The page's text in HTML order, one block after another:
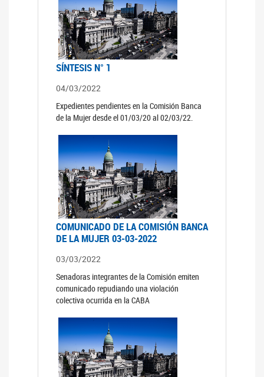
SÍNTESIS N° 1
04/03/2022
Expedientes pendientes en la Comisión Banca
de la Mujer desde el 01/03/20 al 02/03/22.
COMUNICADO DE LA COMISIÓN BANCA
DE LA MUJER 03-03-2022
03/03/2022
Senadoras integrantes de la Comisión emiten
comunicado repudiando una violación
colectiva ocurrida en la CABA